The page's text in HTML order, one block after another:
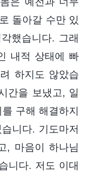
돌아갈 수만 있
했습니다. 그래
내적 상태에 빠
하지도 않았습
간을 보냈고, 일
구해 해결하지
니다. 기도마저
, 마음이 하나님
니다. 저도 이대